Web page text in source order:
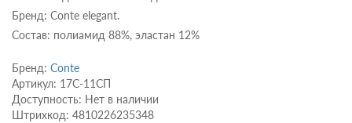
Бренд: Conte elegant.
Состав: полиамид 88%, эластан 12%
Бренд: Conte
Артикул: 17С-11СП
Доступность: Нет в наличии
Штрихкод: 4810226235348